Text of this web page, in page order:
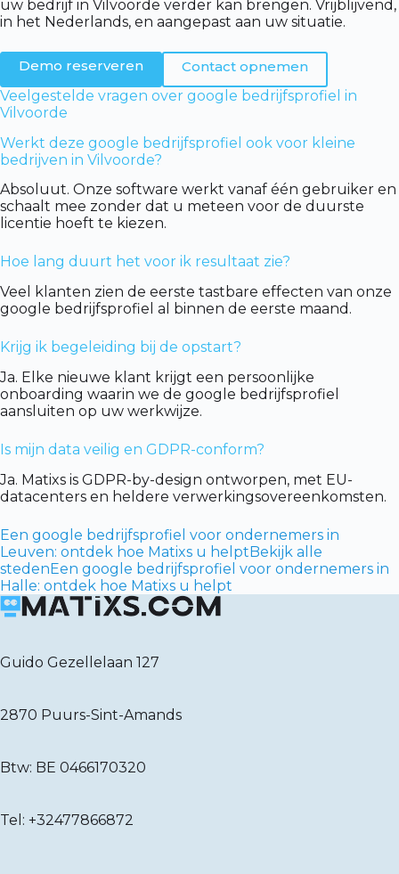
uw bedrijf in Vilvoorde verder kan brengen. Vrijblijvend,
in het Nederlands, en aangepast aan uw situatie.
Demo reserveren
Contact opnemen
Veelgestelde vragen over google bedrijfsprofiel in
Vilvoorde
Werkt deze google bedrijfsprofiel ook voor kleine
bedrijven in Vilvoorde?
Absoluut. Onze software werkt vanaf één gebruiker en
schaalt mee zonder dat u meteen voor de duurste
licentie hoeft te kiezen.
Hoe lang duurt het voor ik resultaat zie?
Veel klanten zien de eerste tastbare effecten van onze
google bedrijfsprofiel al binnen de eerste maand.
Krijg ik begeleiding bij de opstart?
Ja. Elke nieuwe klant krijgt een persoonlijke
onboarding waarin we de google bedrijfsprofiel
aansluiten op uw werkwijze.
Is mijn data veilig en GDPR-conform?
Ja. Matixs is GDPR-by-design ontworpen, met EU-
datacenters en heldere verwerkingsovereenkomsten.
Een google bedrijfsprofiel voor ondernemers in
Leuven: ontdek hoe Matixs u helptBekijk alle
stedenEen google bedrijfsprofiel voor ondernemers in
Halle: ontdek hoe Matixs u helpt
Guido Gezellelaan 127
2870 Puurs-Sint-Amands
Btw: BE 0466170320
Tel: +32477866872